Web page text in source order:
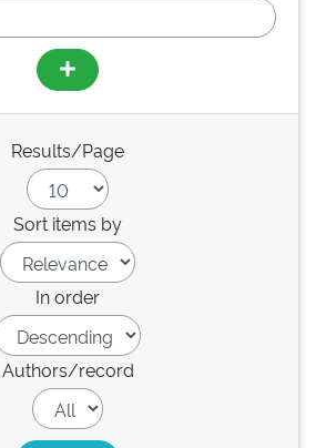
Results/Page
Sort items by
In order
Authors/record